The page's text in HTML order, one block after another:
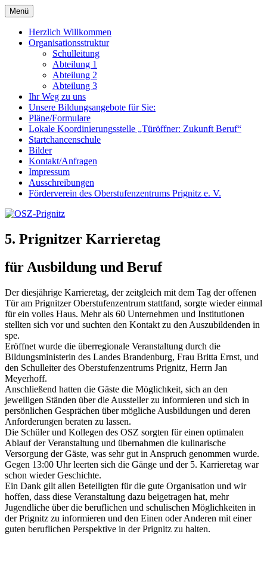
Zum
Inhalt
springen
OSZ-Prignitz
Oberstufenzentrum des Landkreises Prignitz
Menü
Herzlich Willkommen
Organisationsstruktur
Schulleitung
Abteilung 1
Abteilung 2
Abteilung 3
Ihr Weg zu uns
Unsere Bildungsangebote für Sie:
Pläne/Formulare
Lokale Koordinierungsstelle „Türöffner: Zukunft Beruf“
Startchancenschule
Bilder
Kontakt/Anfragen
Impressum
Ausschreibungen
Förderverein des Oberstufenzentrums Prignitz e. V.
5. Prignitzer Karrieretag
für Ausbildung und Beruf
Der diesjährige Karrieretag, der zeitgleich mit dem Tag der offenen
Tür am Prignitzer Oberstufenzentrum stattfand, sorgte wieder einmal
für ein volles Haus. Mehr als 60 Unternehmen und Institutionen
stellten sich vor und suchten den Kontakt zu den Auszubildenden in
spe.
Eröffnet wurde die überregionale Veranstaltung durch die
Bildungsministerin des Landes Brandenburg, Frau Britta Ernst, und
den Schulleiter des Oberstufenzentrums Prignitz, Herrn Jan
Meyerhoff.
Anschließend hatten die Gäste die Möglichkeit, sich an den
jeweiligen Ständen über die Aussteller zu informieren und sich in
persönlichen Gesprächen über mögliche Ausbildungen und deren
Anforderungen beraten zu lassen.
Die Schüler und Kollegen des OSZ sorgten für einen optimalen
Ablauf der Veranstaltung und übernahmen die kulinarische
Versorgung der Gäste, was sehr gut in Anspruch genommen wurde.
Gegen 13:00 Uhr leerten sich die Gänge und der 5. Karrieretag war
schon wieder Geschichte.
Ein Dank gilt allen Beteiligten für die gute Organisation und wir
hoffen, dass diese Veranstaltung dazu beigetragen hat, mehr
Jugendliche über die beruflichen und schulischen Möglichkeiten in
der Prignitz zu informieren und den Einen oder Anderen mit einer
guten beruflichen Perspektive in der Prignitz zu halten.